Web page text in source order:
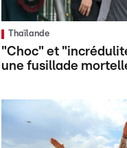
Thaïlande
"Choc" et
une fusillade